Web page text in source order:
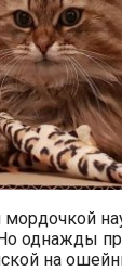
однажды
на